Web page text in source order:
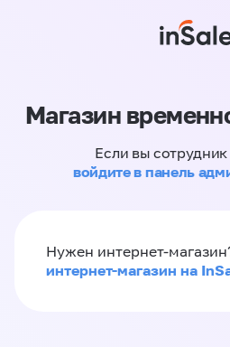
Магазин
Если вы
войдите в панель
Нужен интернет-
интернет-магазин на